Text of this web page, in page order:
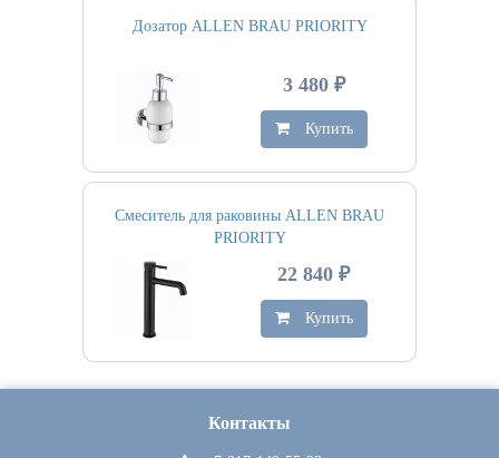
Дозатор ALLEN BRAU PRIORITY
3 480 ₽
Купить
Смеситель для раковины ALLEN BRAU
PRIORITY
22 840 ₽
Купить
Контакты